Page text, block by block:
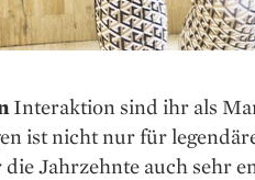
Interaktion sind ihr als
ist nicht nur für
Jahrzehnte auch sehr